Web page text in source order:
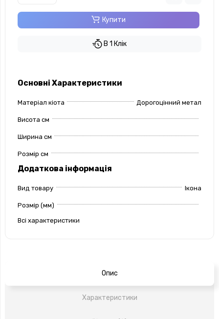
Купити
В 1 Клік
Основні Характеристики
Матеріал кіота Дорогоцінний метал
Висота см
Ширина см
Розмір см
Додаткова інформація
Вид товару Ікона
Розмір (мм)
Всі характеристики
Опис
Характеристики